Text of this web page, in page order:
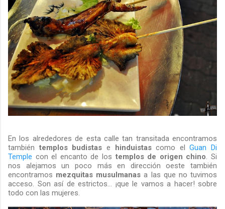
En los alrededores de esta calle tan transitada encontramos
también templos budistas e hinduistascomo elGuan Di
Temple con el encanto de los templos de origen chino. Si
nos alejamos un poco más en dirección oeste también
encontramos mezquitas musulmanas a las que no tuvimos
acceso. Son así de estrictos... ¡que le vamos a hacer! sobre
todo con las mujeres.